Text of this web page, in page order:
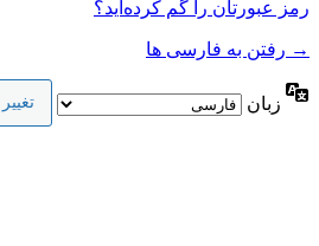
رمز عبورتان را گم کرده‌اید؟
→ رفتن به فارسی ها
زبان